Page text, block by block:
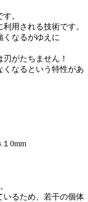
。
用される技術です。
くなるがゆえに
がたちません！
くなるという特性があ
0mm
るため、若干の個体